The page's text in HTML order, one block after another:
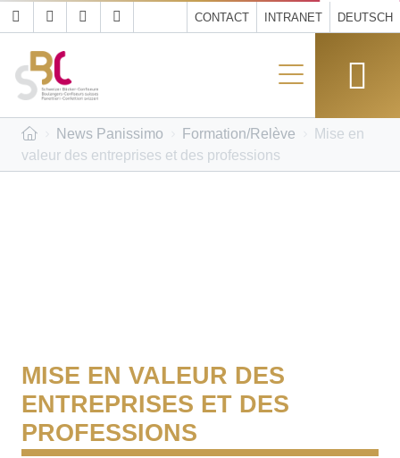
CONTACT INTRANET DEUTSCH
News Panissimo Formation/Relève
Mise en
valeur des entreprises et des professions
MISE EN VALEUR DES
ENTREPRISES ET DES
PROFESSIONS